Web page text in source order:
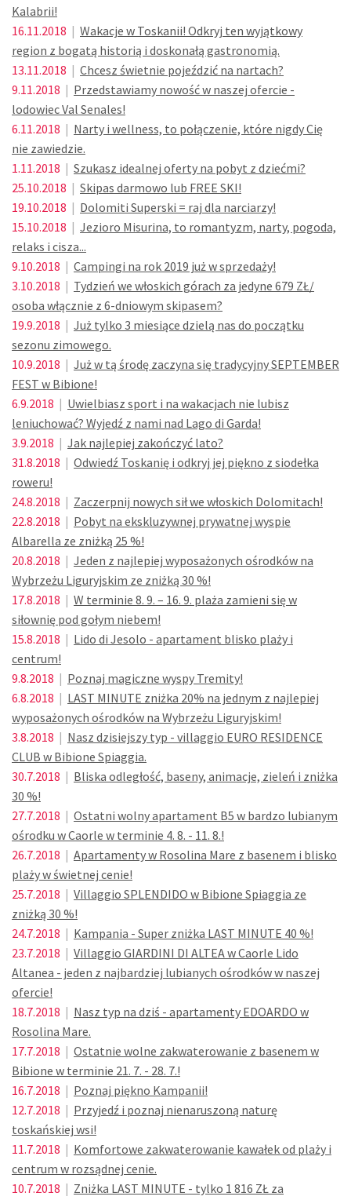
Kalabrii!
16.11.2018 | Wakacje w Toskanii! Odkryj ten wyjątkowy
region z bogatą historią i doskonałą gastronomią.
13.11.2018 | Chcesz świetnie pojeździć na nartach?
9.11.2018 | Przedstawiamy nowość w naszej ofercie -
lodowiec Val Senales!
6.11.2018 | Narty i wellness, to połączenie, które nigdy Cię
nie zawiedzie.
1.11.2018 | Szukasz idealnej oferty na pobyt z dziećmi?
25.10.2018 | Skipas darmowo lub FREE SKI!
19.10.2018 | Dolomiti Superski = raj dla narciarzy!
15.10.2018 | Jezioro Misurina, to romantyzm, narty, pogoda,
relaks i cisza...
9.10.2018 | Campingi na rok 2019 już w sprzedaży!
3.10.2018 | Tydzień we włoskich górach za jedyne 679 ZŁ/
osoba włącznie z 6-dniowym skipasem?
19.9.2018 | Już tylko 3 miesiące dzielą nas do początku
sezonu zimowego.
10.9.2018 | Już w tą środę zaczyna się tradycyjny SEPTEMBER
FEST w Bibione!
6.9.2018 | Uwielbiasz sport i na wakacjach nie lubisz
leniuchować? Wyjedź z nami nad Lago di Garda!
3.9.2018 | Jak najlepiej zakończyć lato?
31.8.2018 | Odwiedź Toskanię i odkryj jej piękno z siodełka
roweru!
24.8.2018 | Zaczerpnij nowych sił we włoskich Dolomitach!
22.8.2018 | Pobyt na ekskluzywnej prywatnej wyspie
Albarella ze zniżką 25 %!
20.8.2018 | Jeden z najlepiej wyposażonych ośrodków na
Wybrzeżu Liguryjskim ze zniżką 30 %!
17.8.2018 | W terminie 8. 9. – 16. 9. plaża zamieni się w
siłownię pod gołym niebem!
15.8.2018 | Lido di Jesolo - apartament blisko plaży i
centrum!
9.8.2018 | Poznaj magiczne wyspy Tremity!
6.8.2018 | LAST MINUTE zniżka 20% na jednym z najlepiej
wyposażonych ośrodków na Wybrzeżu Liguryjskim!
3.8.2018 | Nasz dzisiejszy typ - villaggio EURO RESIDENCE
CLUB w Bibione Spiaggia.
30.7.2018 | Bliska odległość, baseny, animacje, zieleń i zniżka
30 %!
27.7.2018 | Ostatni wolny apartament B5 w bardzo lubianym
ośrodku w Caorle w terminie 4. 8. - 11. 8.!
26.7.2018 | Apartamenty w Rosolina Mare z basenem i blisko
plaży w świetnej cenie!
25.7.2018 | Villaggio SPLENDIDO w Bibione Spiaggia ze
zniżką 30 %!
24.7.2018 | Kampania - Super zniżka LAST MINUTE 40 %!
23.7.2018 | Villaggio GIARDINI DI ALTEA w Caorle Lido
Altanea - jeden z najbardziej lubianych ośrodków w naszej
ofercie!
18.7.2018 | Nasz typ na dziś - apartamenty EDOARDO w
Rosolina Mare.
17.7.2018 | Ostatnie wolne zakwaterowanie z basenem w
Bibione w terminie 21. 7. - 28. 7.!
16.7.2018 | Poznaj piękno Kampanii!
12.7.2018 | Przyjedź i poznaj nienaruszoną naturę
toskańskiej wsi!
11.7.2018 | Komfortowe zakwaterowanie kawałek od plaży i
centrum w rozsądnej cenie.
10.7.2018 | Zniżka LAST MINUTE - tylko 1 816 ZŁ za